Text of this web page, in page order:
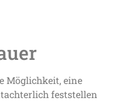
Möglichkeit, eine
feststellen